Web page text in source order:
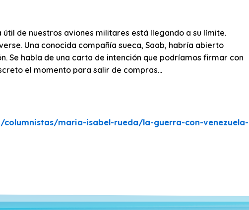
útil de nuestros aviones militares está llegando a su límite.
Una conocida compañía sueca, Saab, habría abierto
Se habla de una carta de intención que podríamos firmar con
el momento para salir de compras…
maria-isabel-rueda/la-guerra-con-venezuela-